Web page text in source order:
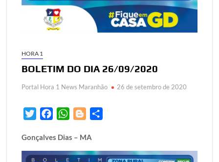
HORA 1
BOLETIM DO DIA 26/09/2020
Portal Hora 1 News Maranhão 26 de setembro de 2020
i
t
c
e
W
a
t
o
g
r
Gonçalves Dias – MA